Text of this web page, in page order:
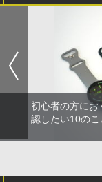
初心者の方にお
認したい10のこ